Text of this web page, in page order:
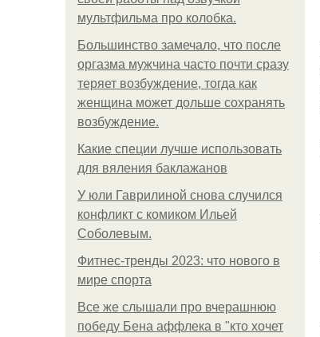
мультфильма про колобка.
Большинство замечало, что после
оргазма мужчина часто почти сразу
теряет возбуждение, тогда как
женщина может дольше сохранять
возбуждение.
Какие специи лучше использовать
для вяления баклажанов
У юли Гаврилиной снова случился
конфликт с комиком Ильей
Соболевым.
Фитнес-тренды 2023: что нового в
мире спорта
Все же слышали про вчерашнюю
победу Бена аффлека в "кто хочет